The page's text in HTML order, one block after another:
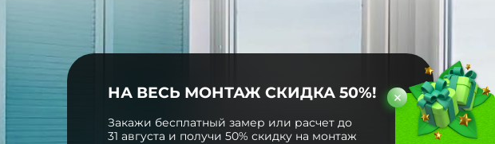
НА ВЕСЬ МОНТАЖ СКИДКА 50%!
Закажи бесплатный замер или расчет до
31 августа и получи 50% скидку на монтаж